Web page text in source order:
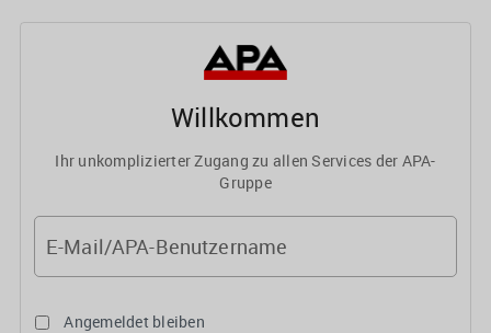
Willkommen
Ihr unkomplizierter Zugang zu allen Services der APA-
Gruppe
E-Mail/APA-Benutzername
Angemeldet bleiben